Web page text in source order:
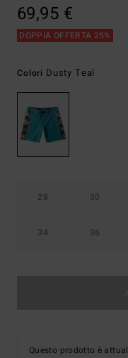
69,95 €
DOPPIA OFFERTA 25%
Colori Dusty Teal
28 30
34 36
Questo prodotto è